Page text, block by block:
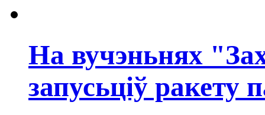
На вучэньнях
запусьціў ракету